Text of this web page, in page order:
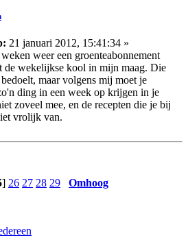
21 januari 2012, 15:41:34 »
weer een groenteabonnement
de wekelijkse kool in mijn maag. Die
maar volgens mij moet je
ding in een week op krijgen in je
zoveel mee, en de recepten die je bij
vrolijk van.
] 26 27 28 29
Omhoog